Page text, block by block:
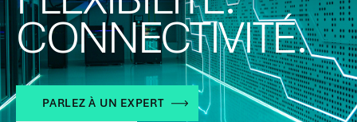
CONNECTIVITÉ.
PARLEZ À UN EXPERT